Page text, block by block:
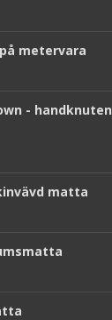
metervara
- handknuten
matta